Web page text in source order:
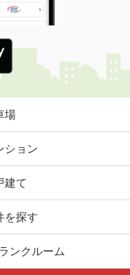
場
ション
建て
を探す
ンクルーム